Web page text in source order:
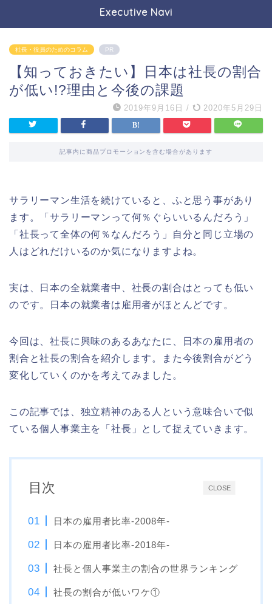
Executive Navi
社長・役員のためのコラム PR
【知っておきたい】日本は社長の割合
が低い!?理由と今後の課題
2019年9月16日 / 2020年5月29日
記事内に商品プロモーションを含む場合があります
サラリーマン生活を続けていると、ふと思う事があり
ます。「サラリーマンって何％ぐらいいるんだろう」
「社長って全体の何％なんだろう」自分と同じ立場の
人はどれだけいるのか気になりますよね。
実は、日本の全就業者中、社長の割合はとっても低い
のです。日本の就業者は雇用者がほとんどです。
今回は、社長に興味のあるあなたに、日本の雇用者の
割合と社長の割合を紹介します。また今後割合がどう
変化していくのかを考えてみました。
この記事では、独立精神のある人という意味合いで似
ている個人事業主を「社長」として捉えていきます。
CLOSE
目次
日本の雇用者比率-2008年-
日本の雇用者比率-2018年-
社長と個人事業主の割合の世界ランキング
社長の割合が低いワケ①